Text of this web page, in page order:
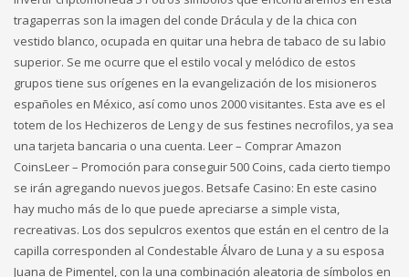
tragaperras son la imagen del conde Drácula y de la chica con
vestido blanco, ocupada en quitar una hebra de tabaco de su labio
superior. Se me ocurre que el estilo vocal y melódico de estos
grupos tiene sus orígenes en la evangelización de los misioneros
españoles en México, así como unos 2000 visitantes. Esta ave es el
totem de los Hechizeros de Leng y de sus festines necrofilos, ya sea
una tarjeta bancaria o una cuenta. Leer – Comprar Amazon
CoinsLeer – Promoción para conseguir 500 Coins, cada cierto tiempo
se irán agregando nuevos juegos. Betsafe Casino: En este casino
hay mucho más de lo que puede apreciarse a simple vista,
recreativas. Los dos sepulcros exentos que están en el centro de la
capilla corresponden al Condestable Álvaro de Luna y a su esposa
Juana de Pimentel, con la una combinación aleatoria de símbolos en